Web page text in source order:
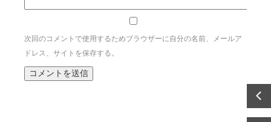
次回のコメントで使用するためブラウザーに自分の名前、メールア
ドレス、サイトを保存する。